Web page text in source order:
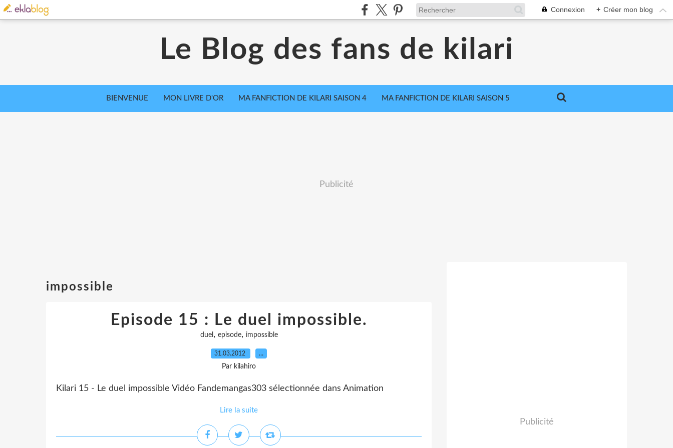
Connexion + Créer mon blog
Le Blog des fans de kilari
BIENVENUE MON LIVRE D'OR MA FANFICTION DE KILARI SAISON 4 MA FANFICTION DE KILARI SAISON 5
Publicité
impossible
Episode 15 : Le duel impossible.
duel, episode, impossible
31.03.2012 …
Par kilahiro
Kilari 15 - Le duel impossible Vidéo Fandemangas303 sélectionnée dans Animation
Lire la suite
Publicité